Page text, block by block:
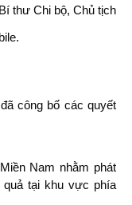
thư Chi bộ, Chủ tịch
công bố các quyết
Nam nhằm phát
quả tại khu vực phía